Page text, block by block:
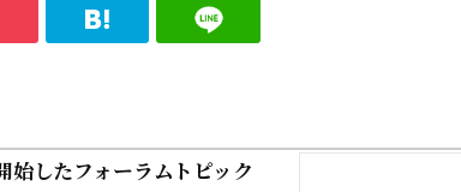
始したフォーラムトピック